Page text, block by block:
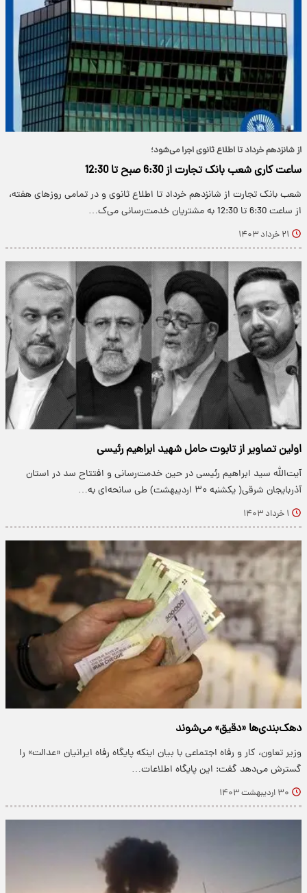
از شانزدهم خرداد تا اطلاع ثانوی اجرا می‌شود؛
ساعت کاری شعب بانک تجارت از 6:30 صبح تا 12:30
شعب بانک تجارت از شانزدهم خرداد تا اطلاع ثانوی و در تمامی روزهای هفته،
از ساعت 6:30 تا 12:30 به مشتریان خدمت‌رسانی می‌ک…
۲۱ خرداد ۱۴۰۳
اولین تصاویر از تابوت حامل شهید ابراهیم رئیسی
آیت‌الله سید ابراهیم رئیسی در حین خدمت‌رسانی و افتتاح سد در استان
آذربایجان شرقی( یکشنبه ۳۰ اردیبهشت) طی سانحه‌ای به…
۱ خرداد ۱۴۰۳
دهک‌بندی‌ها «دقیق» می‌شوند
وزیر تعاون، کار و رفاه اجتماعی با بیان اینکه پایگاه رفاه ایرانیان «عدالت» را
گسترش می‌دهد گفت: این پایگاه اطلاعات…
۳۰ اردیبهشت ۱۴۰۳